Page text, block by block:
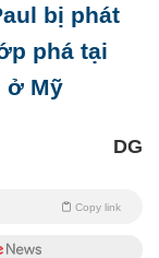
bị phát
phá tại
ở Mỹ
DG
Copy link